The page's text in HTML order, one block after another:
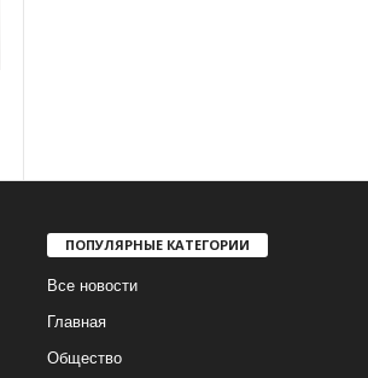
ПОПУЛЯРНЫЕ КАТЕГОРИИ
Все новости
Главная
Общество